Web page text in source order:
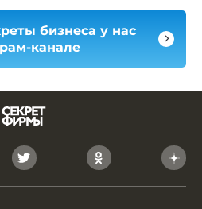
бизнеса у нас
канале